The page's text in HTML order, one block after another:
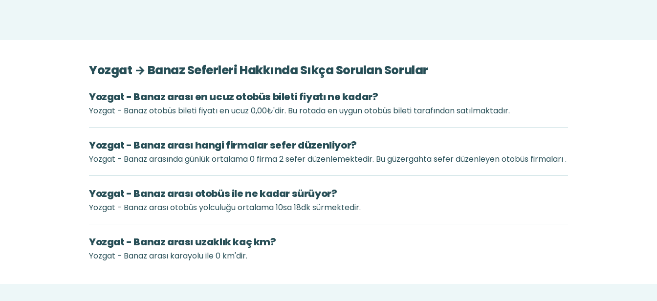
Yozgat → Banaz Seferleri Hakkında Sıkça Sorulan Sorular
Yozgat - Banaz arası en ucuz otobüs bileti fiyatı ne kadar?
Yozgat - Banaz otobüs bileti fiyatı en ucuz 0,00₺'dir. Bu rotada en uygun otobüs bileti tarafından satılmaktadır.
Yozgat - Banaz arası hangi firmalar sefer düzenliyor?
Yozgat - Banaz arasında günlük ortalama 0 firma 2 sefer düzenlemektedir. Bu güzergahta sefer düzenleyen otobüs firmaları .
Yozgat - Banaz arası otobüs ile ne kadar sürüyor?
Yozgat - Banaz arası otobüs yolculuğu ortalama 10sa 18dk sürmektedir.
Yozgat - Banaz arası uzaklık kaç km?
Yozgat - Banaz arası karayolu ile 0 km'dir.